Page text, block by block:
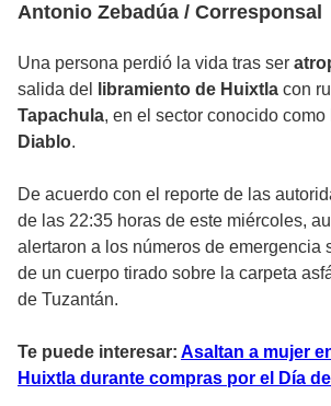
Antonio Zebadúa / Corresponsal
Una persona perdió la vida tras ser
salida del
libramiento de Huixtla con
Tapachula, en el sector conocido como
Diablo.
De acuerdo con el reporte de las
de las 22:35 horas de este miércoles,
alertaron a los números de emergencia
de un cuerpo tirado sobre la carpeta
de Tuzantán.
Te puede interesar: Asaltan a mujer
Huixtla durante compras por el Día